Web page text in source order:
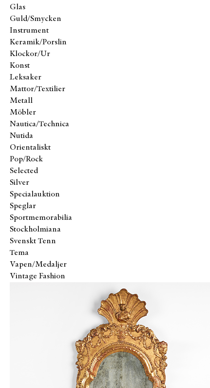
Glas
Guld/Smycken
Instrument
Keramik/Porslin
Klockor/Ur
Konst
Leksaker
Mattor/Textilier
Metall
Möbler
Nautica/Technica
Nutida
Orientaliskt
Pop/Rock
Selected
Silver
Specialauktion
Speglar
Sportmemorabilia
Stockholmiana
Svenskt Tenn
Tema
Vapen/Medaljer
Vintage Fashion